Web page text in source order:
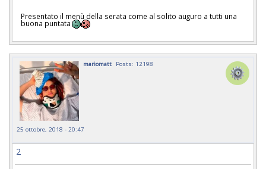
Presentato il menù della serata come al solito auguro a tutti una
buona puntata
mariomatt Posts: 12198
25 ottobre, 2018 - 20:47
2